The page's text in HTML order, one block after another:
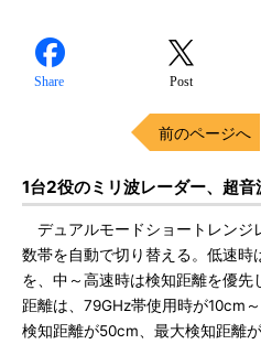
Share Post
前のページへ
1台2役のミリ波レーダー、超
デュアルモードショートレンジ
数帯を自動で切り替える。低速時
を、中～高速時は検知距離を優先
距離は、79GHz帯使用時が10cm
検知距離が50cm、最大検知距離